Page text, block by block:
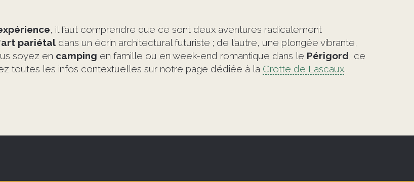
, il faut comprendre que ce sont deux aventures radicalement
pariétal dans un écrin architectural futuriste ; de l’autre, une plongée vibrante,
soyez en camping en famille ou en week-end romantique dans le Périgord, ce
toutes les infos contextuelles sur notre page dédiée à la Grotte de Lascaux.